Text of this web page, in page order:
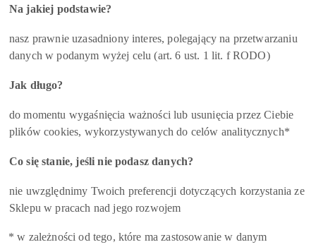
Na jakiej podstawie?
nasz prawnie uzasadniony interes, polegający na przetwarzaniu
danych w podanym wyżej celu (art. 6 ust. 1 lit. f RODO)
Jak długo?
do momentu wygaśnięcia ważności lub usunięcia przez Ciebie
plików cookies, wykorzystywanych do celów analitycznych*
Co się stanie, jeśli nie podasz danych?
nie uwzględnimy Twoich preferencji dotyczących korzystania ze
Sklepu w pracach nad jego rozwojem
* w zależności od tego, które ma zastosowanie w danym